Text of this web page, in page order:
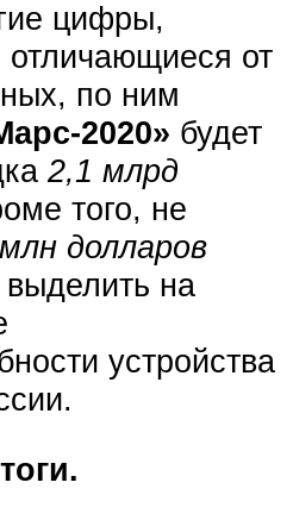
цифры,
отличающиеся от
по ним
2020» будет
2,1 млрд
того, не
долларов
на
устройства